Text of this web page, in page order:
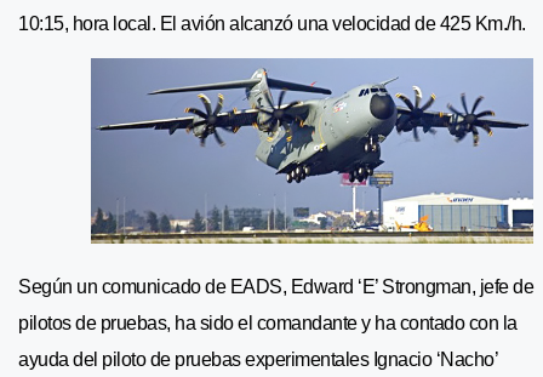
10:15, hora local. El avión alcanzó una velocidad de 425 Km./h.
Según un comunicado de EADS, Edward ‘E’ Strongman, jefe de
pilotos de pruebas, ha sido el comandante y ha contado con la
ayuda del piloto de pruebas experimentales Ignacio ‘Nacho’